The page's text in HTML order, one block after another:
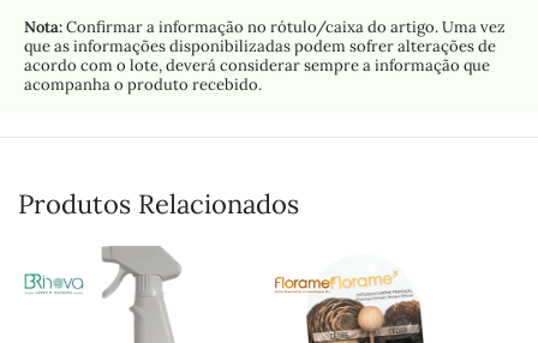
Nota:Confirmar a informação no rótulo/caixa do artigo. Uma vez
que as informações disponibilizadas podem sofrer alterações de
acordo com o lote, deverá considerar sempre a informação que
acompanha o produto recebido.
Produtos Relacionados